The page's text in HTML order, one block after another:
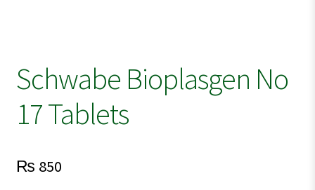
Schwabe Bioplasgen No
17 Tablets
₨ 850